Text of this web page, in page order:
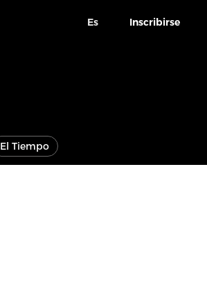
Es Inscribirse
El Tiempo